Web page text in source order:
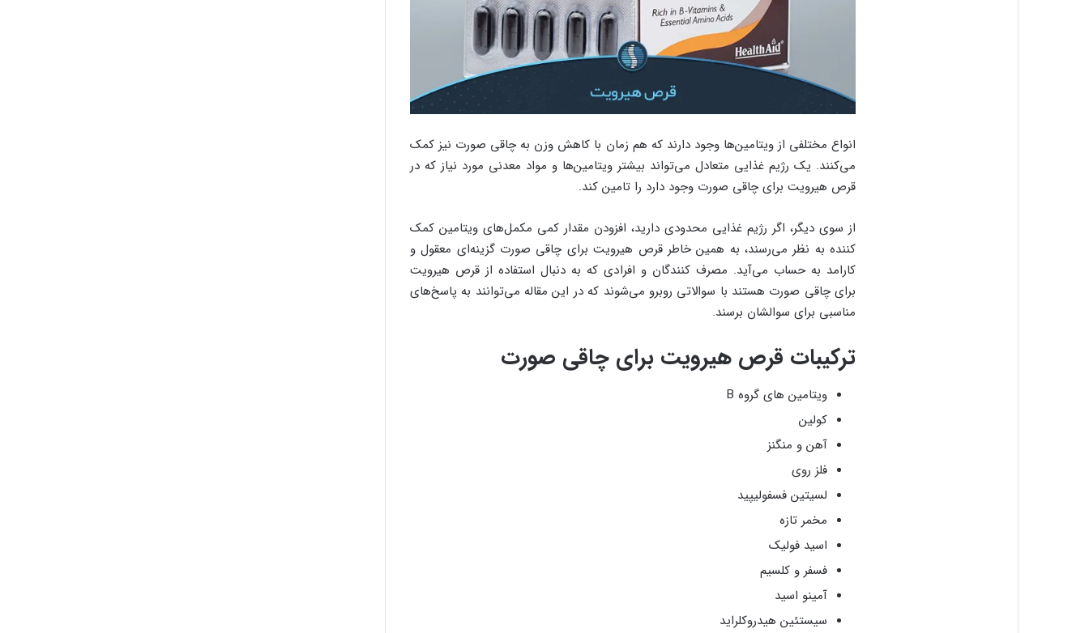
انواع مختلفی از ویتامین‌ها وجود دارند که هم زمان با کاهش وزن به چاقی صورت نیز کمک
می‌کنند. یک رژیم غذایی متعادل می‌تواند بیشتر ویتامین‌ها و مواد معدنی مورد نیاز که در
قرص هیرویت برای چاقی صورت وجود دارد را تامین کند.
از سوی دیگر، اگر رژیم غذایی محدودی دارید، افزودن مقدار کمی‌ مکمل‌های ویتامین کمک
کننده به نظر می‌رسند، به همین خاطر قرص هیرویت برای چاقی صورت گزینه‌ای معقول و
کارامد به حساب می‌آید. مصرف کنندگان و افرادی که به دنبال استفاده از قرص هیرویت
برای چاقی صورت هستند با سوالاتی روبرو می‌شوند که در این مقاله می‌توانند به پاسخ‌های
مناسبی برای سوالشان برسند.
ترکیبات قرص هیرویت برای چاقی صورت
ویتامین های گروه B
کولین
آهن و منگنز
فلز روی
لسیتین فسفولیپید
مخمر تازه
اسید فولیک
فسفر و کلسیم
آمینو اسید
سیستئین هیدروکلراید